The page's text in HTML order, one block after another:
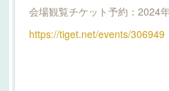
会場観覧チケット予約：2024
https://tiget.net/events/306949